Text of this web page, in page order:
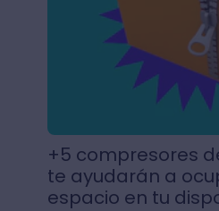
+5 compresores
te ayudarán a
espacio en tu